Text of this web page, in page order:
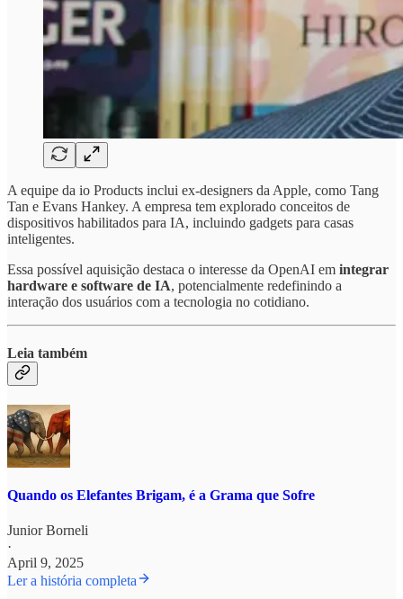
A equipe da io Products inclui ex-designers da Apple, como Tang
Tan e Evans Hankey. A empresa tem explorado conceitos de
dispositivos habilitados para IA, incluindo gadgets para casas
inteligentes.
Essa possível aquisição destaca o interesse da OpenAI em integrar
hardware e software de IA, potencialmente redefinindo a
interação dos usuários com a tecnologia no cotidiano.
Leia também
Quando os Elefantes Brigam, é a Grama que Sofre
Junior Borneli
·
April 9, 2025
Ler a história completa